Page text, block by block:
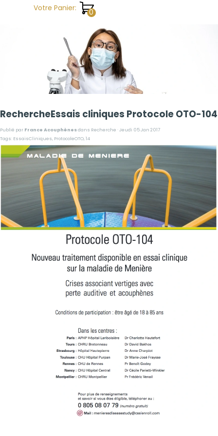
Aller au contenuVotre Panier:
RechercheEssais cliniques Protocole OTO-104
Publié par France Acouphènesdans Recherche · Jeudi 05 Jan 2017
Tags: EssaisCliniques, ProtocoleOTO, 14